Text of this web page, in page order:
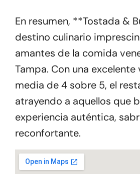
En resumen, **Tostada &
destino culinario
amantes de la comida
Tampa. Con una
media de 4 sobre 5, el
atrayendo a aquellos que
experiencia auténtica,
reconfortante.